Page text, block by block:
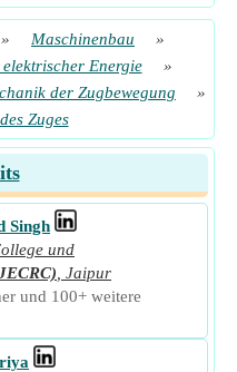
» Maschinenbau
»
elektrischer Energie
»
der Zugbewegung
»
Zuges
Singh
und
Jaipur
und 100+ weitere